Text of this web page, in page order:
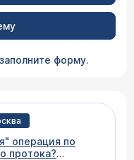
заполните форму.
операция по
протока?